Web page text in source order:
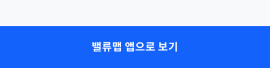
밸류맵 앱으로 보기